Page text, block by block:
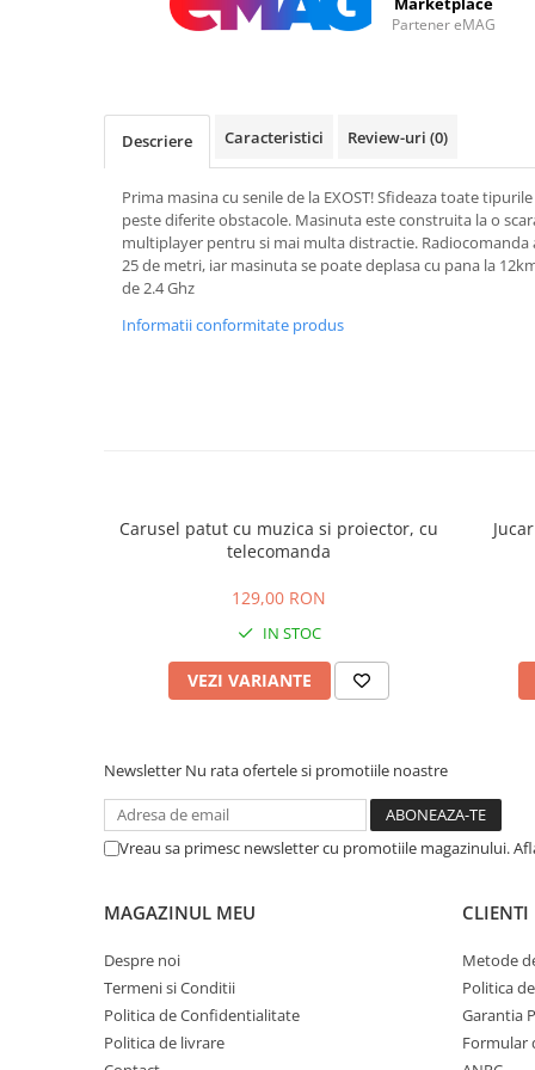
Partener eMAG
Descriere Caracteristici Review-uri (0)
Prima masina cu senile de la EXOST! Sfideaza toate
peste diferite obstacole. Masinuta este construita la o
multiplayer pentru si mai multa distractie. Radiocomanda
25 de metri, iar masinuta se poate deplasa cu pana la
de 2.4 Ghz
Informatii conformitate produs
Carusel patut cu muzica si proiector, cu
telecomanda
129,00 RON
IN STOC
VEZI VARIANTE
Newsletter Nu rata ofertele si promotiile noastre
Vreau sa primesc newsletter cu promotiile magazinului.
MAGAZINUL MEU
Despre noi
Termeni si Conditii
Politica de Confidentialitate
Politica de livrare
CLIENTI
Metode
Politica
Garantia
Formular